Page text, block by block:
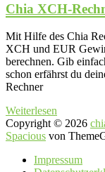
Chia XCH-
Mit Hilfe des Chia
XCH und EUR
berechnen. Gib
schon erfährst du
Rechner
Weiterlesen
Copyright © 2026
Spacious von
Impressum